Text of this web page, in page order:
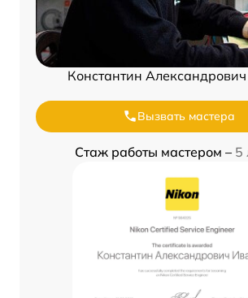
Константин
Вызвать мастера
Стаж работы мастером – 5